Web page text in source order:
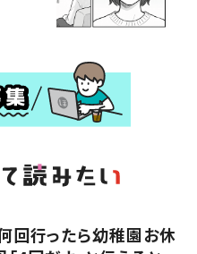
回行ったら幼稚園お休